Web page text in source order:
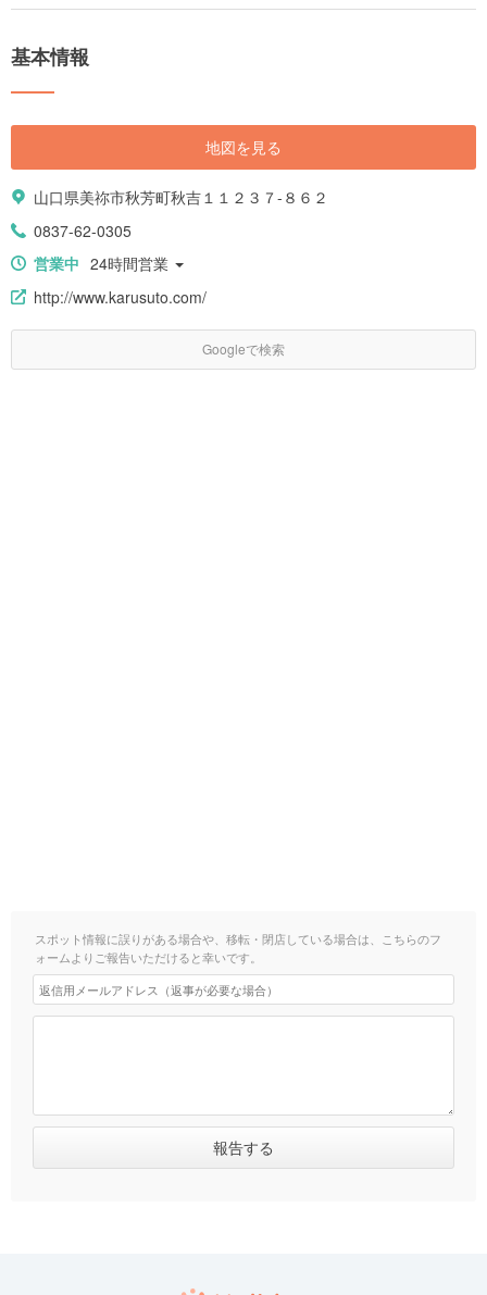
山口県の魅力を厳選してお届けします。
基本情報
地図を見る
山口県美祢市秋芳町秋吉１１２３７-８６２
0837-62-0305
営業中 24時間営業
http://www.karusuto.com/
Googleで検索
スポット情報に誤りがある場合や、移転・閉店している場合は、こちらのフ
ォームよりご報告いただけると幸いです。